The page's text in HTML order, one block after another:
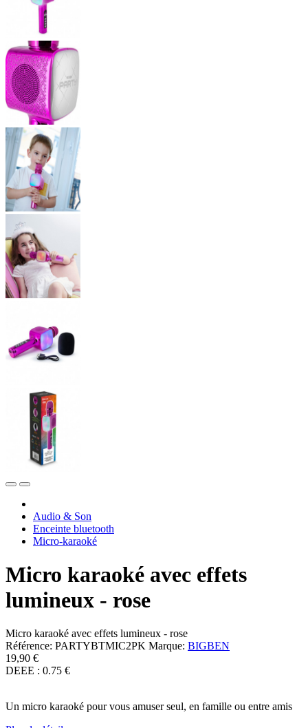
Audio & Son
Enceinte bluetooth
Micro-karaoké
Micro karaoké avec effets
lumineux - rose
Micro karaoké avec effets lumineux - rose
Référence: PARTYBTMIC2PK Marque: BIGBEN
19,90 €
DEEE : 0.75 €
Un micro karaoké pour vous amuser seul, en famille ou entre amis